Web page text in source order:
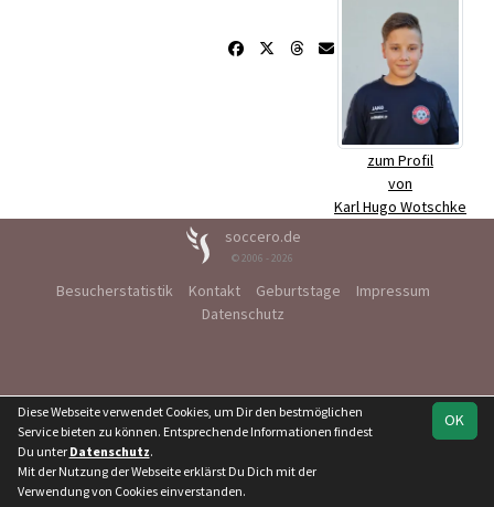
zum Profil
von
Karl Hugo Wotschke
soccero.de
© 2006 - 2026
Besucherstatistik Kontakt Geburtstage
Impressum
Datenschutz
OK
Diese Webseite verwendet Cookies, um Dir den bestmöglichen
Service bieten zu können. Entsprechende Informationen findest
Du unter Datenschutz.
Mit der Nutzung der Webseite erklärst Du Dich mit der
Verwendung von Cookies einverstanden.